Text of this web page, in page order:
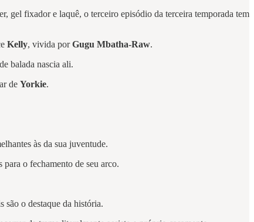
gel fixador e laquê, o terceiro episódio da terceira temporada tem
Kelly, vivida porGugu Mbatha-Raw.
balada nascia ali.
de Yorkie.
às da sua juventude.
o fechamento de seu arco.
são o destaque da história.